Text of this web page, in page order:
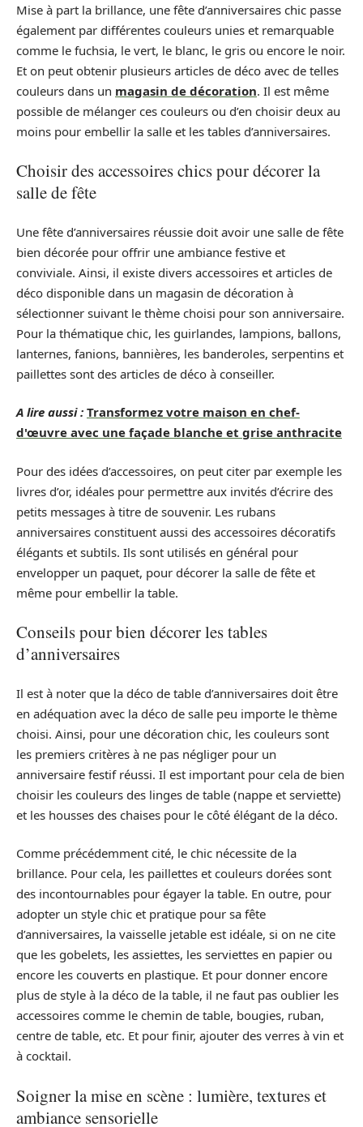
Mise à part la brillance, une fête d’anniversaires chic passe
également par différentes couleurs unies et remarquable
comme le fuchsia, le vert, le blanc, le gris ou encore le noir.
Et on peut obtenir plusieurs articles de déco avec de telles
couleurs dans un magasin de décoration. Il est même
possible de mélanger ces couleurs ou d’en choisir deux au
moins pour embellir la salle et les tables d’anniversaires.
Choisir des accessoires chics pour décorer la
salle de fête
Une fête d’anniversaires réussie doit avoir une salle de fête
bien décorée pour offrir une ambiance festive et
conviviale. Ainsi, il existe divers accessoires et articles de
déco disponible dans un magasin de décoration à
sélectionner suivant le thème choisi pour son anniversaire.
Pour la thématique chic, les guirlandes, lampions, ballons,
lanternes, fanions, bannières, les banderoles, serpentins et
paillettes sont des articles de déco à conseiller.
A lire aussi : Transformez votre maison en chef-
d'œuvre avec une façade blanche et grise anthracite
Pour des idées d’accessoires, on peut citer par exemple les
livres d’or, idéales pour permettre aux invités d’écrire des
petits messages à titre de souvenir. Les rubans
anniversaires constituent aussi des accessoires décoratifs
élégants et subtils. Ils sont utilisés en général pour
envelopper un paquet, pour décorer la salle de fête et
même pour embellir la table.
Conseils pour bien décorer les tables
d’anniversaires
Il est à noter que la déco de table d’anniversaires doit être
en adéquation avec la déco de salle peu importe le thème
choisi. Ainsi, pour une décoration chic, les couleurs sont
les premiers critères à ne pas négliger pour un
anniversaire festif réussi. Il est important pour cela de bien
choisir les couleurs des linges de table (nappe et serviette)
et les housses des chaises pour le côté élégant de la déco.
Comme précédemment cité, le chic nécessite de la
brillance. Pour cela, les paillettes et couleurs dorées sont
des incontournables pour égayer la table. En outre, pour
adopter un style chic et pratique pour sa fête
d’anniversaires, la vaisselle jetable est idéale, si on ne cite
que les gobelets, les assiettes, les serviettes en papier ou
encore les couverts en plastique. Et pour donner encore
plus de style à la déco de la table, il ne faut pas oublier les
accessoires comme le chemin de table, bougies, ruban,
centre de table, etc. Et pour finir, ajouter des verres à vin et
à cocktail.
Soigner la mise en scène : lumière, textures et
ambiance sensorielle